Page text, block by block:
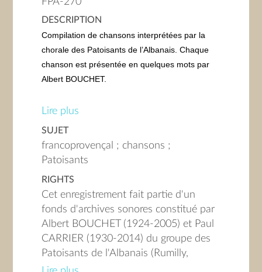
DESCRIPTION
Compilation de chansons interprétées par la
chorale des Patoisants de l’Albanais. Chaque
chanson est présentée en quelques mots par
Albert BOUCHET.
1- « U bwé d’la Salla », chanson en
2- Annonce de la chanson suivante.
francoprovençal par un groupe mixte
accompagné à l’accordéon. Présentée comme
étant une chanson de noces.
4- Annonce de la chanson suivante.
5- « L’Mon Cliardon », chanson en
francoprovençal de et par Fernand TAVERNIER
de Cusy.
Lire plus
SUJET
francoprovençal ; chansons ;
Patoisants
RIGHTS
Cet enregistrement fait partie d'un
fonds d'archives sonores constitué par
Albert BOUCHET (1924-2005) et Paul
CARRIER (1930-2014) du groupe des
Patoisants de l'Albanais (Rumilly,
Haute-Savoie). La numérisation de ce